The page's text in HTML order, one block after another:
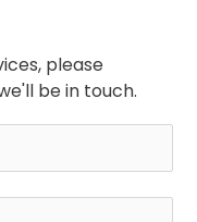
please
be in touch.